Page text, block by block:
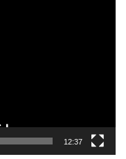
e
12:37